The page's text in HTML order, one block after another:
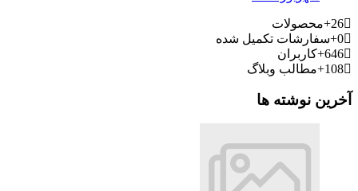
26+
محصولات
0+ سفارشات تکمیل شده
646+ کاربران
108+
مطالب وبلاگ
آخرین نوشته ها